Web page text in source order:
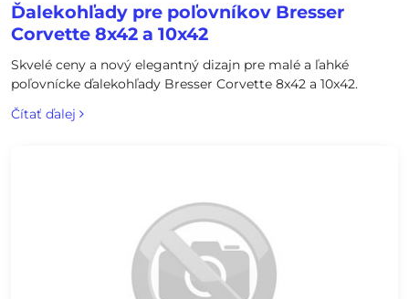
Ďalekohľady pre poľovníkov Bresser
Corvette 8x42 a 10x42
Skvelé ceny a nový elegantný dizajn pre malé a ľahké
poľovnícke ďalekohľady Bresser Corvette 8x42 a 10x42.
Čítať ďalej